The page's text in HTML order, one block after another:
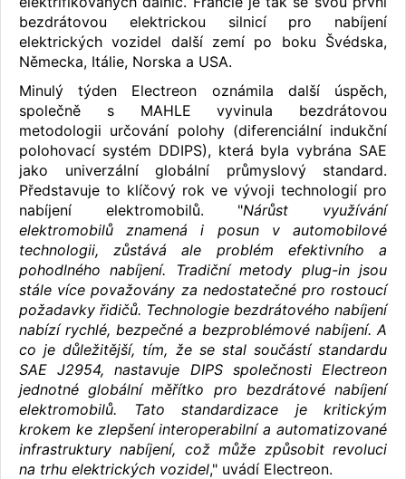
bezdrátovou elektrickou silnicí pro nabíjení
elektrických vozidel další zemí po boku Švédska,
Německa, Itálie, Norska a USA.
Minulý týden Electreon oznámila další úspěch,
společně s MAHLE vyvinula bezdrátovou
metodologii určování polohy (diferenciální indukční
polohovací systém DDIPS), která byla vybrána SAE
jako univerzální globální průmyslový standard.
Představuje to klíčový rok ve vývoji technologií pro
nabíjení elektromobilů. "Nárůst využívání
elektromobilů znamená i posun v automobilové
technologii, zůstává ale problém efektivního a
pohodlného nabíjení. Tradiční metody plug-in jsou
stále více považovány za nedostatečné pro rostoucí
požadavky řidičů. Technologie bezdrátového nabíjení
nabízí rychlé, bezpečné a bezproblémové nabíjení. A
co je důležitější, tím, že se stal součástí standardu
SAE J2954, nastavuje DIPS společnosti Electreon
jednotné globální měřítko pro bezdrátové nabíjení
elektromobilů. Tato standardizace je kritickým
krokem ke zlepšení interoperabilní a automatizované
infrastruktury nabíjení, což může způsobit revoluci
na trhu elektrických vozidel," uvádí Electreon.